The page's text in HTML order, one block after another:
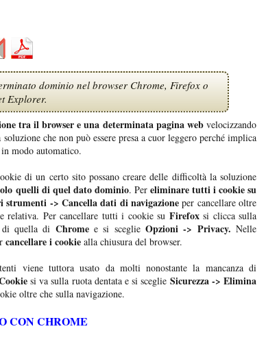
dominio nel browser Chrome, Firefox o
Explorer.
tra il browser e una determinata pagina webvelocizzando
che non può essere presa a cuor leggero perché implica
modo automatico.
di un certo sito possano creare delle difficoltà la soluzione
quelli di quel dato dominio. Per eliminare tutti i cookie su
strumenti -> Cancella dati di navigazione per cancellare oltre
relativa. Per cancellare tutti i cookie su Firefoxsi clicca sulla
di quella di Chromee si sceglieOpzioni -> Privacy.Nelle
cancellare i cookie alla chiusura del browser.
viene tuttora usato da molti nonostante la mancanza di
si va sulla ruota dentata e si sceglie Sicurezza -> Elimina
oltre che sulla navigazione.
CON CHROME